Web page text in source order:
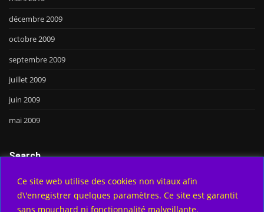
Ce site web utilise des cookies non vitaux afin
d\'enregistrer quelques paramètres. Ce site est garantit
sans mouchard ni fonctionnalité malveillante.
décembre 2009
octobre 2009
septembre 2009
juillet 2009
juin 2009
mai 2009
Search